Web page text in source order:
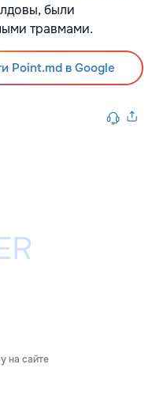
были
травмами.
Point.md в Google
на сайте